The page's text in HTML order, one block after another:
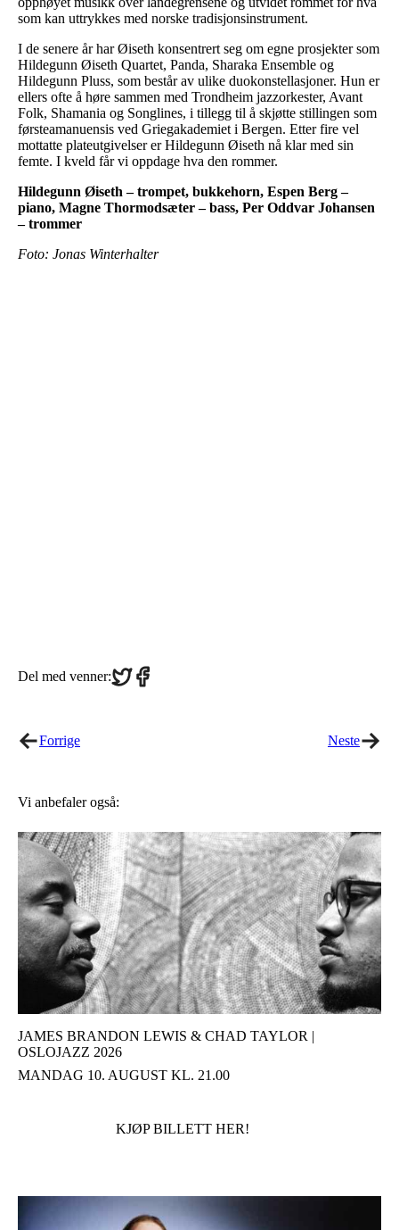
som kan uttrykkes med norske tradisjonsinstrument.
I de senere år har Øiseth konsentrert seg om egne prosjekter som
Hildegunn Øiseth Quartet, Panda, Sharaka Ensemble og
Hildegunn Pluss, som består av ulike duokonstellasjoner. Hun er
ellers ofte å høre sammen med Trondheim jazzorkester, Avant
Folk, Shamania og Songlines, i tillegg til å skjøtte stillingen som
førsteamanuensis ved Griegakademiet i Bergen. Etter fire vel
mottatte plateutgivelser er Hildegunn Øiseth nå klar med sin
femte. I kveld får vi oppdage hva den rommer.
Hildegunn Øiseth – trompet, bukkehorn, Espen Berg –
piano, Magne Thormodsæter – bass, Per Oddvar Johansen
– trommer
Foto: Jonas Winterhalter
Del med venner:Share
on
Share
on
Forrige Neste
Vi anbefaler også:
JAMES BRANDON LEWIS & CHAD TAYLOR |
OSLOJAZZ 2026
MANDAG 10. AUGUST KL. 21.00
KJØP BILLETT HER!